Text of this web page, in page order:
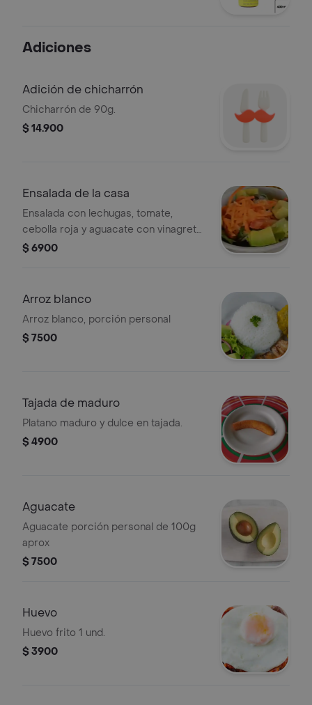
Adiciones
Adición de chicharrón
Chicharrón de 90g.
$ 14.900
Ensalada de la casa
Ensalada con lechugas, tomate,
cebolla roja y aguacate con vinagreta
de albahaca.
$ 6900
Arroz blanco
Arroz blanco, porción personal
$ 7500
Tajada de maduro
Platano maduro y dulce en tajada.
$ 4900
Aguacate
Aguacate porción personal de 100g
aprox
$ 7500
Huevo
Huevo frito 1 und.
$ 3900